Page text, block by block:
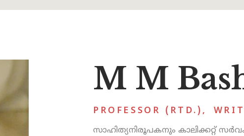
M M
PROFESSOR (RTD.) ,
സാഹിത്യനിരൂപകനും കാലിക്കറ്റ്